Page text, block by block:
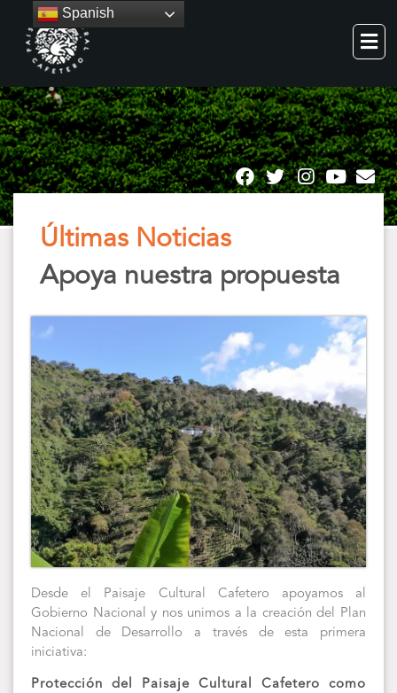
Últimas Noticias
Apoya nuestra propuesta
Desde el Paisaje Cultural Cafetero apoyamos al
Gobierno Nacional y nos unimos a la creación del Plan
Nacional de Desarrollo a través de esta primera
iniciativa:
Protección del Paisaje Cultural Cafetero como
Spanish